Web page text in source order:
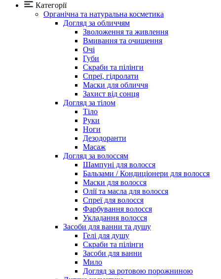
Категорії
Органічна та натуральна косметика
Догляд за обличчям
Зволоження та живлення
Вмивання та очищення
Очі
Губи
Скраби та пілінги
Спреї, гідролати
Маски для обличчя
Захист від сонця
Догляд за тілом
Тіло
Руки
Ноги
Дезодоранти
Масаж
Догляд за волоссям
Шампуні для волосся
Бальзами / Кондиціонери для волосся
Маски для волосся
Олії та масла для волосся
Спреї для волосся
Фарбування волосся
Укладання волосся
Засоби для ванни та душу
Гелі для душу
Скраби та пілінги
Засоби для ванни
Мило
Догляд за ротовою порожниною